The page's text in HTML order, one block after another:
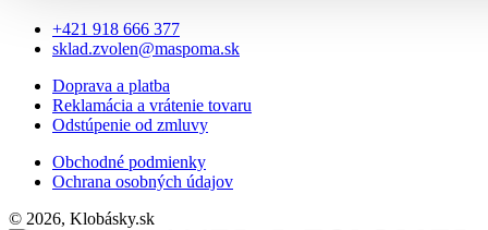
+421 918 666 377
sklad.zvolen@maspoma.sk
Doprava a platba
Reklamácia a vrátenie tovaru
Odstúpenie od zmluvy
Obchodné podmienky
Ochrana osobných údajov
© 2026, Klobásky.sk